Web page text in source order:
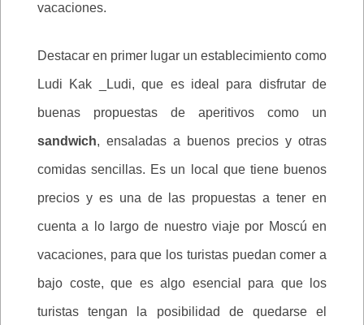
vacaciones.
Destacar en primer lugar un establecimiento como
Ludi Kak _Ludi, que es ideal para disfrutar de
buenas propuestas de aperitivos como un
sandwich, ensaladas a buenos precios y otras
comidas sencillas. Es un local que tiene buenos
precios y es una de las propuestas a tener en
cuenta a lo largo de nuestro viaje por Moscú en
vacaciones, para que los turistas puedan comer a
bajo coste, que es algo esencial para que los
turistas tengan la posibilidad de quedarse el